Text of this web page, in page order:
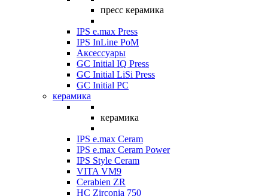
пресс керамика
IPS e.max Press
IPS InLine PoM
Аксессуары
GC Initial IQ Press
GC Initial LiSi Press
GC Initial PC
керамика
керамика
IPS e.max Ceram
IPS e.max Ceram Power
IPS Style Ceram
VITA VM9
Cerabien ZR
HC Zirconia 750